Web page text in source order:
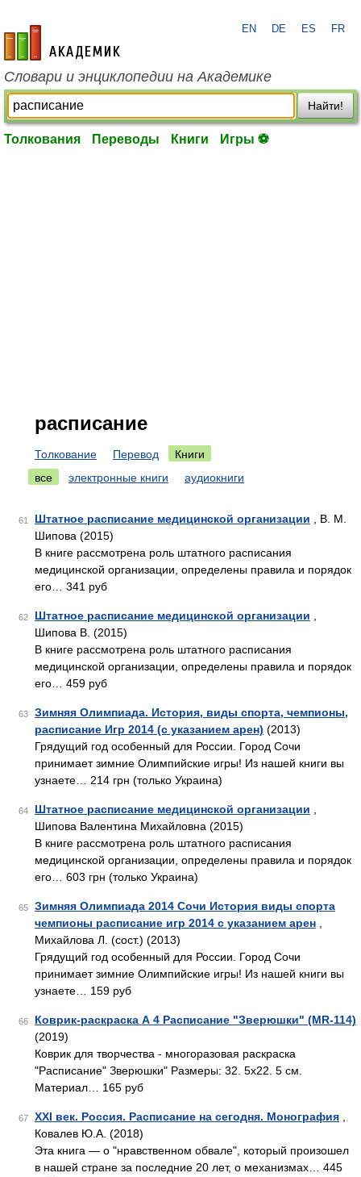
academic.ru
EN DE ES FR
Словари и энциклопедии на Академике
Найти!
Толкования Переводы Книги Игры ⚽
расписание
Толкование Перевод
Книги
все
электронные книги аудиокниги
61 Штатное расписание медицинской организации , В. М.
Шипова (2015)
В книге рассмотрена роль штатного расписания
медицинской организации, определены правила и порядок
его… 341 руб
62 Штатное расписание медицинской организации
Шипова В. (2015)
В книге рассмотрена роль штатного расписания
медицинской организации, определены правила и порядок
его… 459 руб
63
Зимняя Олимпиада. История, виды спорта, чемпионы,
расписание Игр 2014 (с указанием арен) (2013)
Грядущий год особенный для России. Город Сочи
принимает зимние Олимпийские игры! Из нашей книги вы
узнаете… 214 грн (только Украина)
64 Штатное расписание медицинской организации
Шипова Валентина Михайловна (2015)
В книге рассмотрена роль штатного расписания
медицинской организации, определены правила и порядок
его… 603 грн (только Украина)
65
Зимняя Олимпиада 2014 Сочи История виды спорта
чемпионы расписание игр 2014 с указанием арен
Михайлова Л. (сост.) (2013)
Грядущий год особенный для России. Город Сочи
принимает зимние Олимпийские игры! Из нашей книги вы
узнаете… 159 руб
66
Коврик-раскраска А 4 Расписание "Зверюшки" (MR-114)
(2019)
Коврик для творчества - многоразовая раскраска
"Расписание" Зверюшки" Размеры: 32. 5x22. 5 см.
Материал… 165 руб
67 XXI век. Россия. Расписание на сегодня. Монография
Ковалев Ю.А. (2018)
Эта книга — о "нравственном обвале", который произошел
в нашей стране за последние 20 лет, о механизмах… 445